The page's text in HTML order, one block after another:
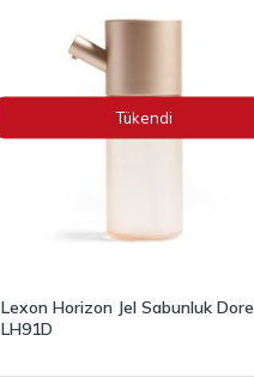
Tükendi
Lexon Horizon Jel Sabunluk Dore
LH91D